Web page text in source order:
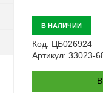
В НАЛИЧИИ
Код: ЦБ026924
Артикул: 33023-